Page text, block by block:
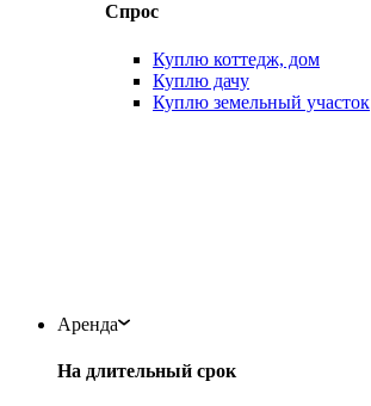
Спрос
Куплю коттедж, дом
Куплю дачу
Куплю земельный участок
Аренда
На длительный срок